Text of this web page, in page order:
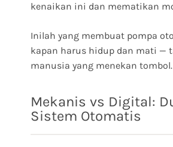
kenaikan ini dan mematikan
Inilah yang membuat pompa
kapan harus hidup dan mati —
manusia yang menekan tombol.
Mekanis vs Digital:
Sistem Otomatis